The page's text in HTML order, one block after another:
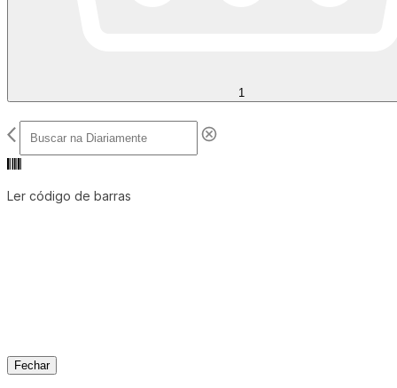
1
Ler código de barras
Fechar